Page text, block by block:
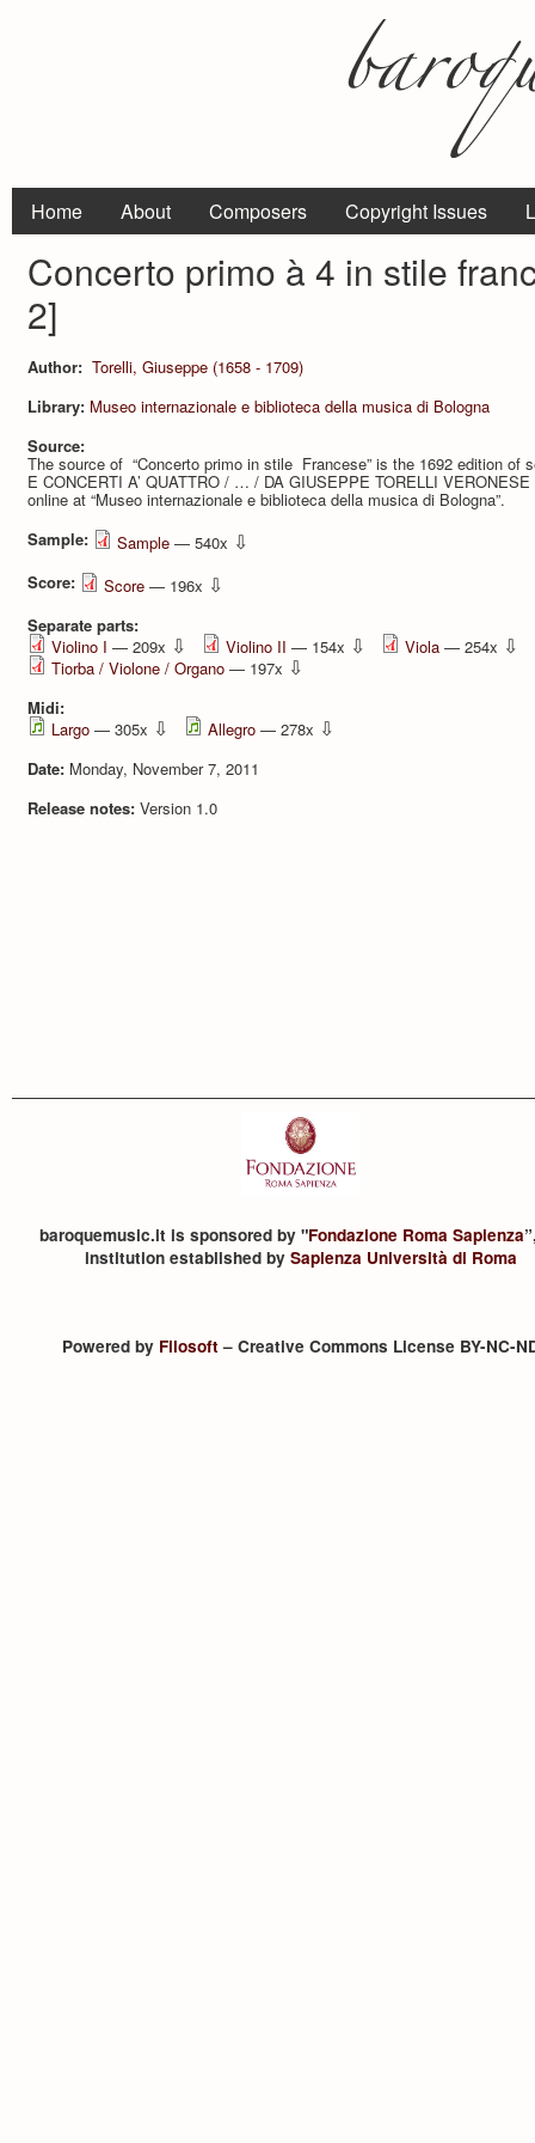
Home About Composers Copyright Issues
Concerto primo à 4 in stile
2]
Author: Torelli, Giuseppe (1658 - 1709)
Library: Museo internazionale e biblioteca della musica di Bologna
Source:
The source of “Concerto primo in stile Francese” is the 1692 edition of
E CONCERTI A’ QUATTRO / … / DA GIUSEPPE TORELLI
online at “Museo internazionale e biblioteca della musica di Bologna”.
Sample:
Sample — 540x ⇩
Score: Score — 196x ⇩
Separate parts:
Violino I — 209x ⇩ Violino II — 154x ⇩ Viola — 254x ⇩
Tiorba / Violone / Organo — 197x ⇩
Midi:
Largo — 305x ⇩ Allegro — 278x ⇩
Date: Monday, November 7, 2011
Release notes: Version 1.0
baroquemusic.it is sponsored by "Fondazione Roma Sapienza
institution established by Sapienza Università di Roma
Powered by Filosoft– Creative Commons License BY-NC-